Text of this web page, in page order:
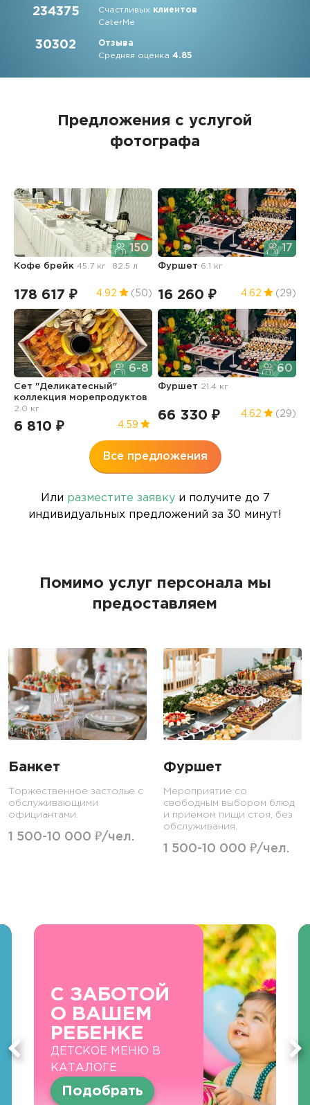
234375 Счастливых клиентов
CaterMe
30302
Отзыва
Средняя оценка4.85
Предложения с услугой
фотографа
150
Кофе брейк45.7 кг 82.5 л
178 617 ₽ 4.92 (50)
17
Фуршет 6.1 кг
16 260 ₽ 4.62 (29)
6-8
Сет "Деликатесный"
коллекция морепродуктов
2.0 кг
6 810 ₽ 4.59
60
Фуршет 21.4 кг
66 330 ₽ 4.62 (29)
Все предложения
Или разместите заявкуи получите до 7
индивидуальных предложений за 30 минут!
Помимо услуг персонала мы
предоставляем
Банкет
Торжественное застолье с
обслуживающими
официантами.
1 500-10 000 ₽/чел.
Фуршет
Мероприятие со
свободным выбором блюд
и приемом пищи стоя, без
обслуживания.
1 500-10 000 ₽/чел.
С ЗАБОТОЙ
О ВАШЕМ
РЕБЕНКЕ
ДЕТСКОЕ МЕНЮ В
КАТАЛОГЕ
Подобрать